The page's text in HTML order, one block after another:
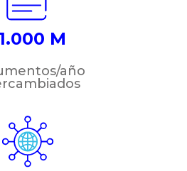
M
año